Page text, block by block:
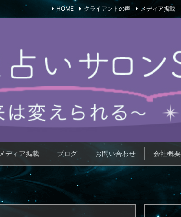
メディア掲載 ブログ お問い合わせ 会社概要
HOME クライアントの声 メディア掲載